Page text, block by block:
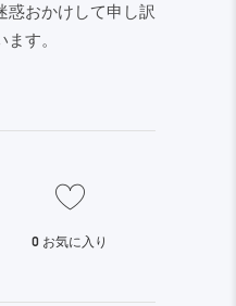
惑おかけして申し訳
す。
0お気に入り